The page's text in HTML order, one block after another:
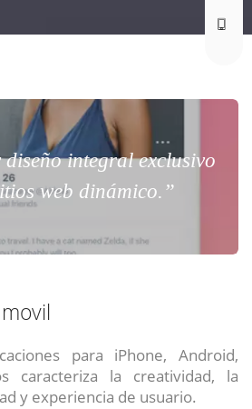
integral exclusivo
web dinámico.”
para iPhone, Android,
caracteriza la creatividad, la
y experiencia de usuario.